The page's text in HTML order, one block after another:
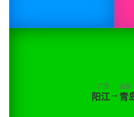
广东
阳江→
山东
青